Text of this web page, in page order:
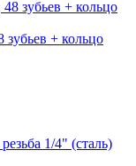
+ кольцо